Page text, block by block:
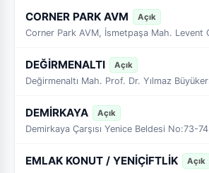
CORNER PARK AVM Açık
DEĞİRMENALTI Açık
DEMİRKAYA Açık
Demirkaya Çarşısı Yenice Beldesi No:73-74
EMLAK KONUT / YENİÇİFTLİK Açık